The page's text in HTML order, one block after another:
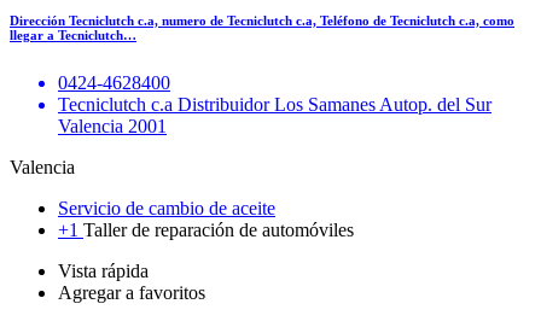
Dirección Tecniclutch c.a, numero de Tecniclutch c.a, Teléfono de Tecniclutch c.a, como
llegar a Tecniclutch…
0424-4628400
Tecniclutch c.a Distribuidor Los Samanes Autop. del Sur
Valencia 2001
Valencia
Servicio de cambio de aceite
+1 Taller de reparación de automóviles
Vista rápida
Agregar a favoritos